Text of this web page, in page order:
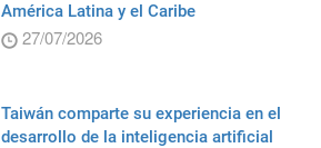
América Latina y el Caribe
27/07/2026
Taiwán comparte su experiencia en el
desarrollo de la inteligencia artificial